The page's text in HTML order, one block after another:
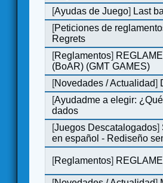
[Ayudas de Juego] Last
[Peticiones de
Regrets
[Reglamentos]
(BoAR) (GMT GAMES)
[Novedades / Actualidad]
[Ayudadme a elegir:
dados
[Juegos Descatalogados]
en español - Rediseño
[Reglamentos]